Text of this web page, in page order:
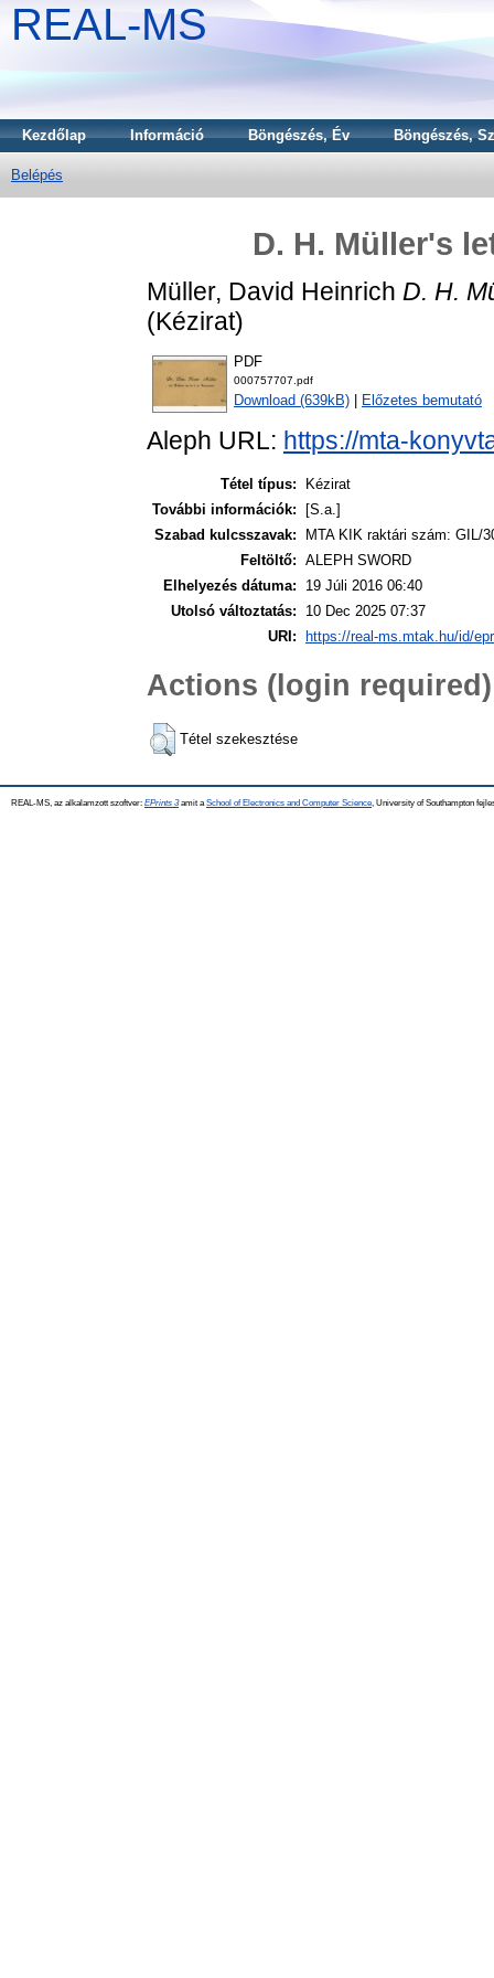
REAL-MS
Kezdőlap Információ Böngészés, Év Böngészés,
Belépés
D. H. Müller's
Müller, David Heinrich D. H.
(Kézirat)
PDF
000757707.pdf
Download (639kB) Előzetes bemutató
Aleph URL: https://mta-
Tétel típus:
Kézirat
További információk:
[S.a.]
Szabad kulcsszavak:
MTA KIK raktári szám: GIL/
Feltöltő: ALEPH SWORD
Elhelyezés dátuma:
19 Júli 2016 06:40
Utolsó változtatás:
10 Dec 2025 07:37
URI:
https://real-ms.mtak.hu/id/
Actions (login required)
Tétel szekesztése
REAL-MS, az alkalamzott szoftver: EPrints 3amit a School of Electronics and Computer Science , University of Southampton